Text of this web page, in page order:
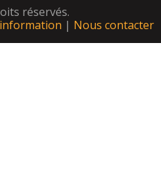
réservés.
| Nous contacter